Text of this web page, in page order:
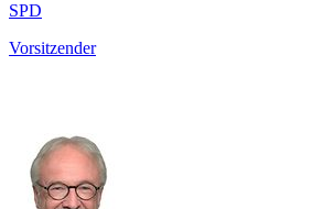
SPD
Vorsitzender